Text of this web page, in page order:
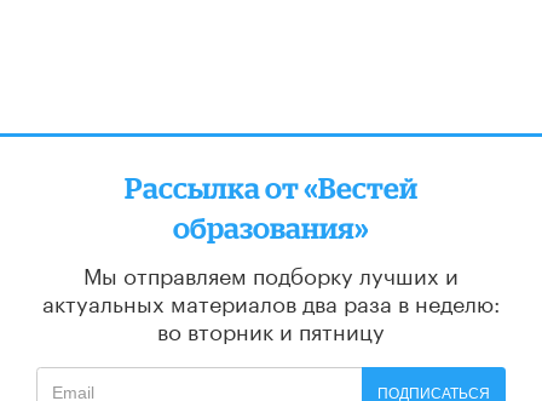
Рассылка от «Вестей
образования»
Мы отправляем подборку лучших и
актуальных материалов два раза в неделю:
во вторник и пятницу
ПОДПИСАТЬСЯ